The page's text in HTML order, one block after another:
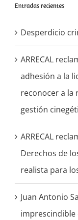
Entradas recientes
Desperdicio
ARRECAL
adhesión a la
reconocer a la
gestión
ARRECAL
Derechos de
realista para
Juan Antonio
imprescindible